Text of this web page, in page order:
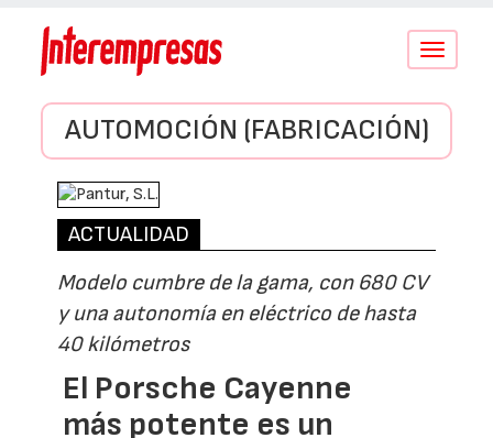
Conmutar
AUTOMOCIÓN (FABRICACIÓN)
ACTUALIDAD
Modelo cumbre de la gama, con 680 CV
y una autonomía en eléctrico de hasta
40 kilómetros
El Porsche Cayenne
más potente es un